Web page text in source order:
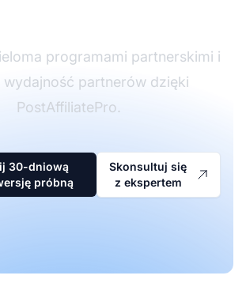
programami partnerskimi i
partnerów dzięki
PostAffiliatePro.
30-dniową
próbną
Skonsultuj się
z ekspertem